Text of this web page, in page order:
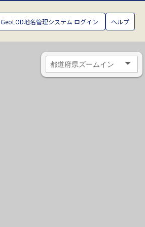
GeoLOD地名管理システム ログイン ヘルプ